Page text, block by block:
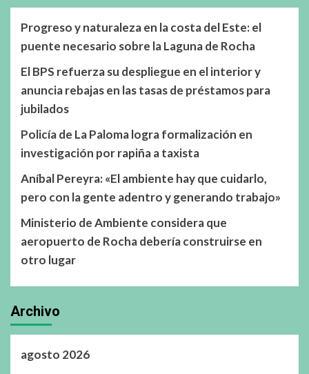
Progreso y naturaleza en la costa del Este: el
puente necesario sobre la Laguna de Rocha
El BPS refuerza su despliegue en el interior y
anuncia rebajas en las tasas de préstamos para
jubilados
Policía de La Paloma logra formalización en
investigación por rapiña a taxista
Aníbal Pereyra: «El ambiente hay que cuidarlo,
pero con la gente adentro y generando trabajo»
Ministerio de Ambiente considera que
aeropuerto de Rocha debería construirse en
otro lugar
Archivo
agosto 2026